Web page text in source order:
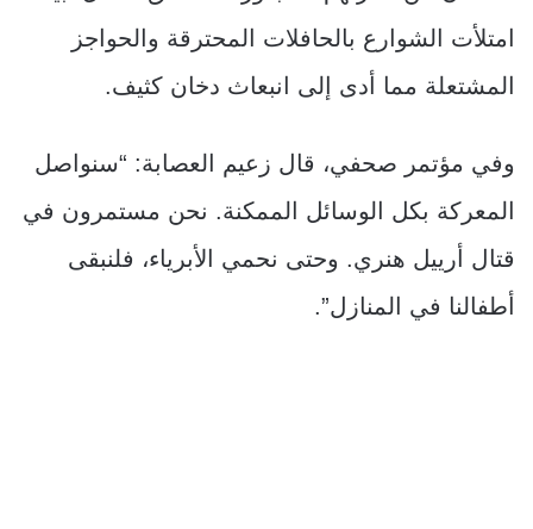
امتلأت الشوارع بالحافلات المحترقة والحواجز
المشتعلة مما أدى إلى انبعاث دخان كثيف.
وفي مؤتمر صحفي، قال زعيم العصابة: “سنواصل
المعركة بكل الوسائل الممكنة. نحن مستمرون في
قتال أرييل هنري. وحتى نحمي الأبرياء، فلنبقى
أطفالنا في المنازل”.